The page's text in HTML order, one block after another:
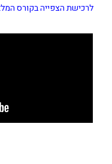
לרכישת הצפייה בקורס המלא